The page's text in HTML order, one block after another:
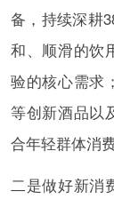
备，持续深耕
和、顺滑的饮
验的核心需求
等创新酒品以
合年轻群体消
二是做好新消